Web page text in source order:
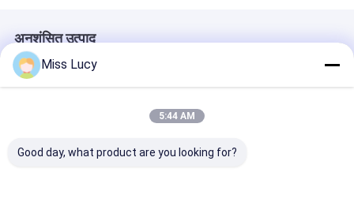
अनुशंसित उत्पाद
Miss Lucy
5:44 AM
Good day, what product are you looking for?